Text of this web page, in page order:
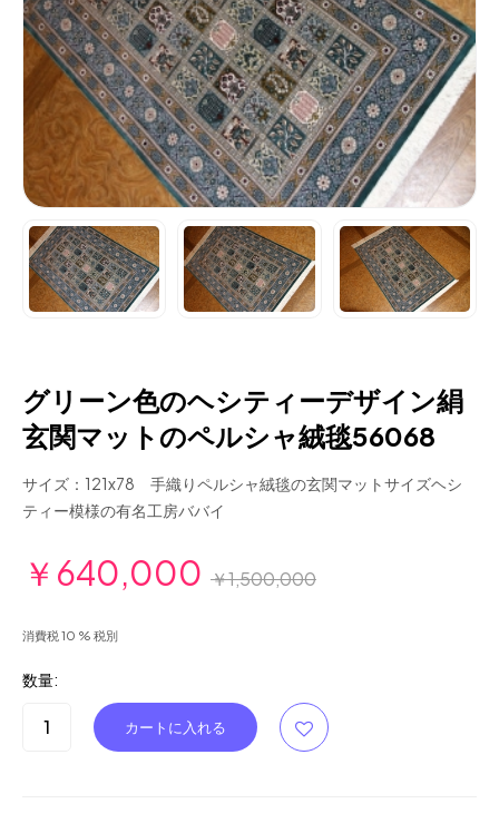
グリーン色のヘシティーデザイン絹
玄関マットのペルシャ絨毯56068
サイズ：121x78 手織りペルシャ絨毯の玄関マットサイズヘシ
ティー模様の有名工房ババイ
￥640,000 ￥1,500,000
消費税 10 % 税別
数量: